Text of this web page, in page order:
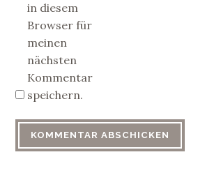
in diesem
Browser für
meinen
nächsten
Kommentar
speichern.